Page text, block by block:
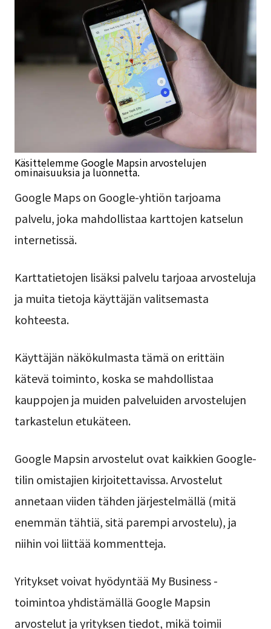
Käsittelemme Google Mapsin arvostelujen
ominaisuuksia ja luonnetta.
Google Maps on Google-yhtiön tarjoama
palvelu, joka mahdollistaa karttojen katselun
internetissä.
Karttatietojen lisäksi palvelu tarjoaa arvosteluja
ja muita tietoja käyttäjän valitsemasta
kohteesta.
Käyttäjän näkökulmasta tämä on erittäin
kätevä toiminto, koska se mahdollistaa
kauppojen ja muiden palveluiden arvostelujen
tarkastelun etukäteen.
Google Mapsin arvostelut ovat kaikkien Google-
tilin omistajien kirjoitettavissa. Arvostelut
annetaan viiden tähden järjestelmällä (mitä
enemmän tähtiä, sitä parempi arvostelu), ja
niihin voi liittää kommentteja.
Yritykset voivat hyödyntää My Business -
toimintoa yhdistämällä Google Mapsin
arvostelut ja yrityksen tiedot, mikä toimii